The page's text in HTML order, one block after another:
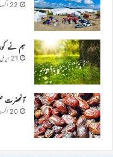
22 اگست 2024ء
ہم نے
21 اپریل 2020ء
آنحضرت
20 اگست 2019ء